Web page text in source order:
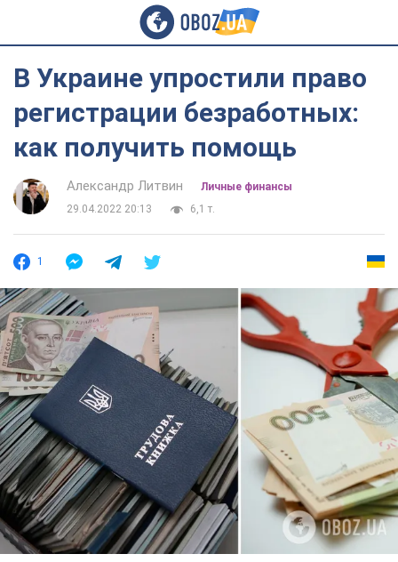
В Украине упростили право
регистрации безработных:
как получить помощь
Александр Литвин
Личные финансы
29.04.2022 20:13
6,1 т.
1